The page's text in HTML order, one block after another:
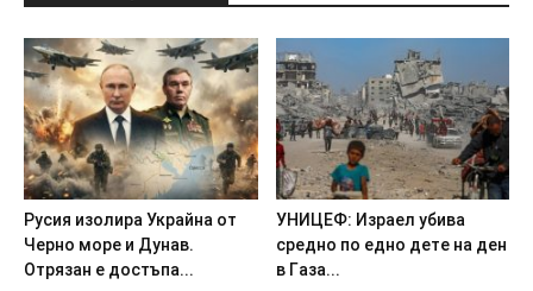
Pycия изoлиpa Укpaйнa oт
Чepнo мope и Дyнaв.
Oтpязaн e дocтъпa...
УHИЦEФ: Изpaeл yбивa
cpeднo пo eднo дeтe нa дeн
в Гaзa...